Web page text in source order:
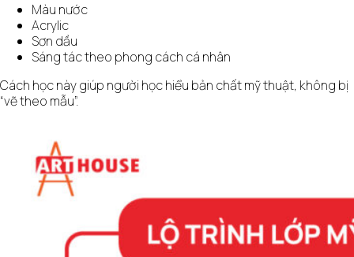
Màu nước
Acrylic
Sơn dầu
Sáng tác theo phong cách cá nhân
Cách học này giúp người học hiểu bản chất mỹ thuật, không bị
“vẽ theo mẫu”.